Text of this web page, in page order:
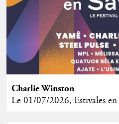
Charlie Winston
Le 01/07/2026, Estivales en